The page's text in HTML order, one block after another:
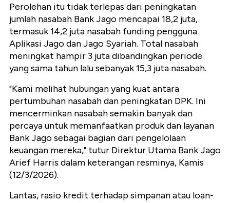
Perolehan itu tidak terlepas dari peningkatan
jumlah nasabah Bank Jago mencapai 18,2 juta,
termasuk 14,2 juta nasabah funding pengguna
Aplikasi Jago dan Jago Syariah. Total nasabah
meningkat hampir 3 juta dibandingkan periode
yang sama tahun lalu sebanyak 15,3 juta nasabah.
"Kami melihat hubungan yang kuat antara
pertumbuhan nasabah dan peningkatan DPK. Ini
mencerminkan nasabah semakin banyak dan
percaya untuk memanfaatkan produk dan layanan
Bank Jago sebagai bagian dari pengelolaan
keuangan mereka," tutur Direktur Utama Bank Jago
Arief Harris dalam keterangan resminya, Kamis
(12/3/2026).
Lantas, rasio kredit terhadap simpanan atau loan-